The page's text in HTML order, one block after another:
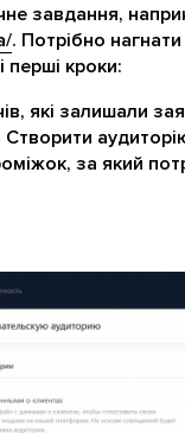
завдання,
. Потрібно
перші кроки:
які залишали
за який